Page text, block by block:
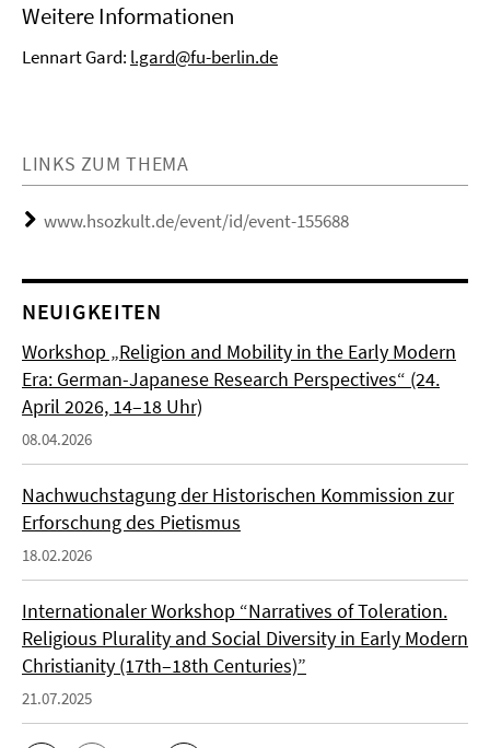
Weitere Informationen
Lennart Gard: l.gard@fu-berlin.de
LINKS ZUM THEMA
www.hsozkult.de/event/id/event-155688
NEUIGKEITEN
Workshop „Religion and Mobility in the Early Modern
Era: German-Japanese Research Perspectives“ (24.
April 2026, 14–18 Uhr)
08.04.2026
Nachwuchstagung der Historischen Kommission zur
Erforschung des Pietismus
18.02.2026
Internationaler Workshop “Narratives of Toleration.
Religious Plurality and Social Diversity in Early Modern
Christianity (17th–18th Centuries)”
21.07.2025